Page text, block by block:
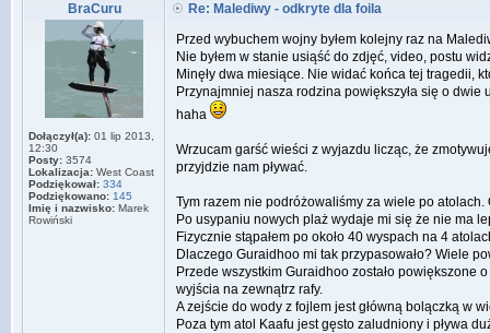
BraCuru
Dołączył(a): 01 lip 2013,
12:30
Posty: 3574
Lokalizacja: West Coast
Podziękował: 334
Podziękowano: 145
Imię i nazwisko: Marek
Rowiński
Re: Malediwy - odkryte dla foila
Przed wybuchem wojny byłem kolejny raz na
Nie byłem w stanie usiąść do zdjęć, video, postu
Minęły dwa miesiące. Nie widać końca tej tragedii,
Przynajmniej nasza rodzina powiększyła się o
haha
Wrzucam garść wieści z wyjazdu licząc, że
przyjdzie nam pływać.
Tym razem nie podróżowaliśmy za wiele po
Po usypaniu nowych plaż wydaje mi się że nie ma
Fizycznie stąpałem po około 40 wyspach na 4
Dlaczego Guraidhoo mi tak przypasowało? Wiele
Przede wszystkim Guraidhoo zostało powiększone
wyjścia na zewnątrz rafy.
A zejście do wody z fojlem jest główną bolączką w
Poza tym atol Kaafu jest gęsto zaludniony i pływa